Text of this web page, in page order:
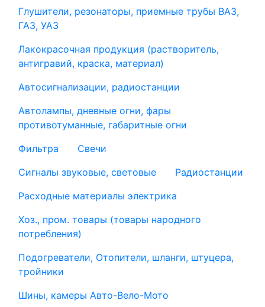
Глушители, резонаторы, приемные трубы ВАЗ,
ГАЗ, УАЗ
Лакокрасочная продукция (растворитель,
антигравий, краска, материал)
Автосигнализации, радиостанции
Автолампы, дневные огни, фары
противотуманные, габаритные огни
Фильтра
Свечи
Сигналы звуковые, световые
Радиостанции
Расходные материалы электрика
Хоз., пром. товары (товары народного
потребления)
Подогреватели, Отопители, шланги, штуцера,
тройники
Шины, камеры Авто-Вело-Мото